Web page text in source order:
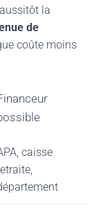
la
de
coûte moins
caisse